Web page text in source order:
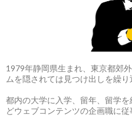
1979年静岡県生まれ、東京都郊
ムを隠されては見つけ出しを繰り
都内の大学に入学、留年、留学
どウェブコンテンツの企画職に従